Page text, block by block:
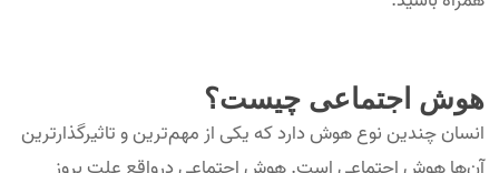
هوش اجتماعی چیست؟
انسان چندین نوع هوش دارد که یکی از مهم‌ترین و تاثیرگذارترین